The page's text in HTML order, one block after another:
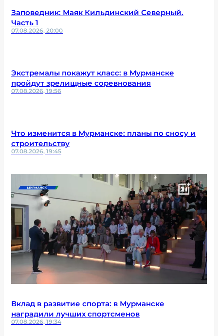
Заповедник: Маяк Кильдинский Северный.
Часть 1
07.08.2026, 20:00
Экстремалы покажут класс: в Мурманске
пройдут зрелищные соревнования
07.08.2026, 19:56
Что изменится в Мурманске: планы по сносу и
строительству
07.08.2026, 19:45
Вклад в развитие спорта: в Мурманске
наградили лучших спортсменов
07.08.2026, 19:34